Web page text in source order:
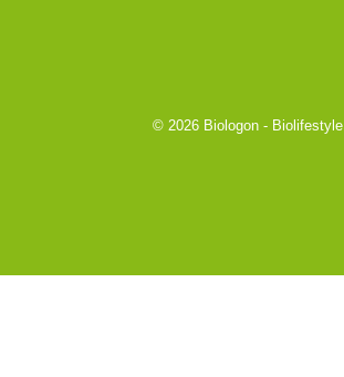
© 2026 Biologon - Biolifestyle